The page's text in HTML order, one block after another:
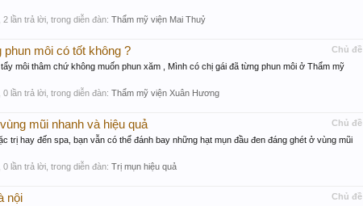
, 2 lần trả lời, trong diễn đàn: Thẩm mỹ viện Mai Thuỷ
Chủ đề
môi có tốt không ?
môi thâm chứ không muốn phun xăm , Mình có chị gái đã từng phun môi ở Thẩm mỹ
, 0 lần trả lời, trong diễn đàn: Thẩm mỹ viện Xuân Hương
Chủ đề
mũi nhanh và hiệu quả
trị hay đến spa, bạn vẫn có thể đánh bay những hạt mụn đầu đen đáng ghét ở vùng mũi
, 0 lần trả lời, trong diễn đàn: Trị mụn hiệu quả
Chủ đề
nội